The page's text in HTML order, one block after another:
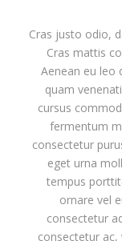
Cras justo odio,
Cras mattis
Aenean eu leo
quam
cursus
fermentum
consectetur
eget urna
tempus
ornare vel
consectetur
consectetur